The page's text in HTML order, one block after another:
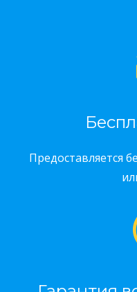
Предоставляется